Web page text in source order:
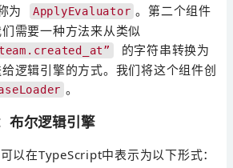
为 ApplyEvaluator 。第二个组件
需要一种方法来从类似
的字符串转换为
逻辑引擎的方式。我们将这个组件创
。
尔逻辑引擎
以在TypeScript中表示为以下形式：